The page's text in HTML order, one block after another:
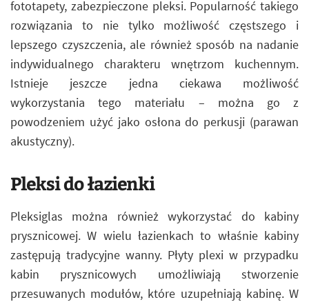
fototapety, zabezpieczone pleksi. Popularność takiego
rozwiązania to nie tylko możliwość częstszego i
lepszego czyszczenia, ale również sposób na nadanie
indywidualnego charakteru wnętrzom kuchennym.
Istnieje jeszcze jedna ciekawa możliwość
wykorzystania tego materiału – można go z
powodzeniem użyć jako osłona do perkusji (parawan
akustyczny).
Pleksi do łazienki
Pleksiglas można również wykorzystać do kabiny
prysznicowej. W wielu łazienkach to właśnie kabiny
zastępują tradycyjne wanny. Płyty plexi w przypadku
kabin prysznicowych umożliwiają stworzenie
przesuwanych modułów, które uzupełniają kabinę. W